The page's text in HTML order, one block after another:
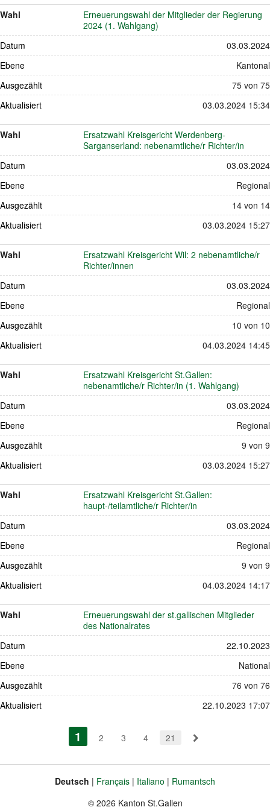
Wahl
Erneuerungswahl der Mitglieder der Regierung
2024 (1. Wahlgang)
Datum
03.03.2024
Ebene
Kantonal
Ausgezählt
75 von 75
Aktualisiert
03.03.2024 15:34
Wahl
Ersatzwahl Kreisgericht Werdenberg-
Sarganserland: nebenamtliche/r Richter/in
Datum
03.03.2024
Ebene
Regional
Ausgezählt
14 von 14
Aktualisiert
03.03.2024 15:27
Wahl
Ersatzwahl Kreisgericht Wil: 2 nebenamtliche/r
Richter/innen
Datum
03.03.2024
Ebene
Regional
Ausgezählt
10 von 10
Aktualisiert
04.03.2024 14:45
Wahl
Ersatzwahl Kreisgericht St.Gallen:
nebenamtliche/r Richter/in (1. Wahlgang)
Datum
03.03.2024
Ebene
Regional
Ausgezählt
9 von 9
Aktualisiert
03.03.2024 15:27
Wahl
Ersatzwahl Kreisgericht St.Gallen:
haupt-/teilamtliche/r Richter/in
Datum
03.03.2024
Ebene
Regional
Ausgezählt
9 von 9
Aktualisiert
04.03.2024 14:17
Wahl
Erneuerungswahl der st.gallischen Mitglieder
des Nationalrates
Datum
22.10.2023
Ebene
National
Ausgezählt
76 von 76
Aktualisiert
22.10.2023 17:07
1 (aktiv)
2 3 4 21
FusszeileDeutsch Français Italiano
Rumantsch
© 2026 Kanton St.Gallen